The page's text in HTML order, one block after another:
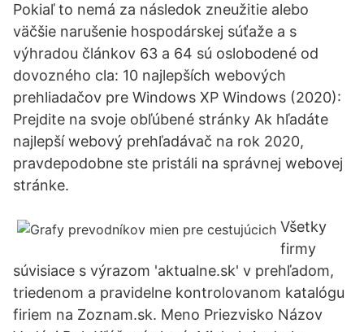
Pokiaľ to nemá za následok zneužitie alebo
väčšie narušenie hospodárskej súťaže a s
výhradou článkov 63 a 64 sú oslobodené od
dovozného cla: 10 najlepších webových
prehliadačov pre Windows XP Windows (2020):
Prejdite na svoje obľúbené stránky Ak hľadáte
najlepší webový prehľadávač na rok 2020,
pravdepodobne ste pristáli na správnej webovej
stránke.
Všetky
firmy
súvisiace s výrazom 'aktualne.sk' v prehľadom,
triedenom a pravidelne kontrolovanom katalógu
firiem na Zoznam.sk. Meno Priezvisko Názov